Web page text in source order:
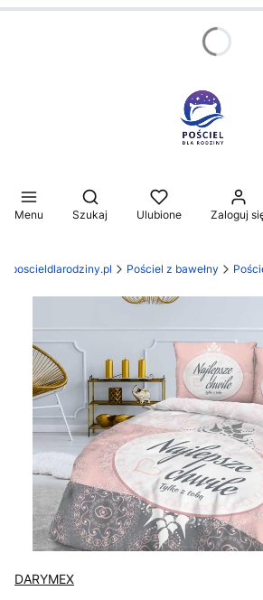
Menu
Otwórz wyszukiwarkę
Szukaj Ulubione Zaloguj
poscieldlarodziny.pl Pościel z bawełny
DARYMEX